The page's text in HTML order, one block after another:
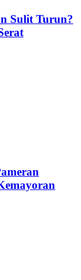
Sulit Turun?